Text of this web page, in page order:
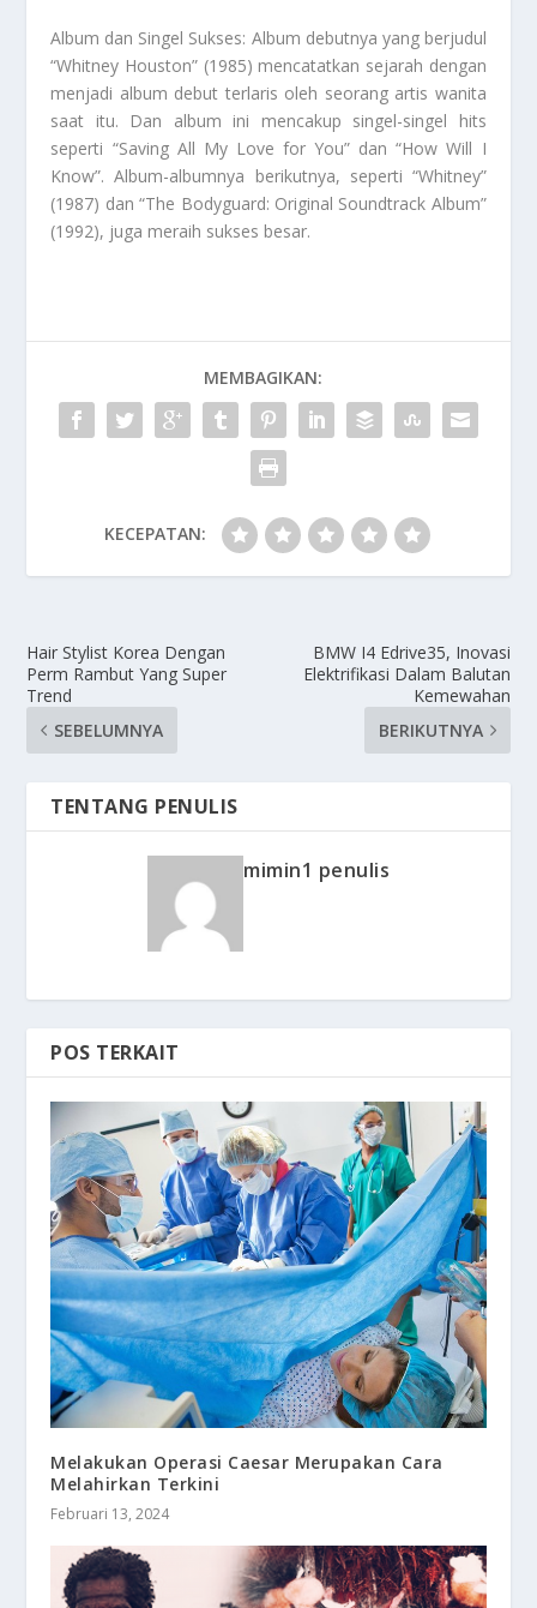
Album dan Singel Sukses: Album debutnya yang berjudul
“Whitney Houston” (1985) mencatatkan sejarah dengan
menjadi album debut terlaris oleh seorang artis wanita
saat itu. Dan album ini mencakup singel-singel hits
seperti “Saving All My Love for You” dan “How Will I
Know”. Album-albumnya berikutnya, seperti “Whitney”
(1987) dan “The Bodyguard: Original Soundtrack Album”
(1992), juga meraih sukses besar.
MEMBAGIKAN:
KECEPATAN:
Hair Stylist Korea Dengan
Perm Rambut Yang Super
Trend
SEBELUMNYA
BMW I4 Edrive35, Inovasi
Elektrifikasi Dalam Balutan
Kemewahan
BERIKUTNYA
TENTANG PENULIS
mimin1 penulis
POS TERKAIT
Melakukan Operasi Caesar Merupakan Cara
Melahirkan Terkini
Februari 13, 2024